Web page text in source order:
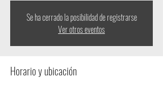
Se ha cerrado la posibilidad de registrarse
Ver otros eventos
Horario y ubicación